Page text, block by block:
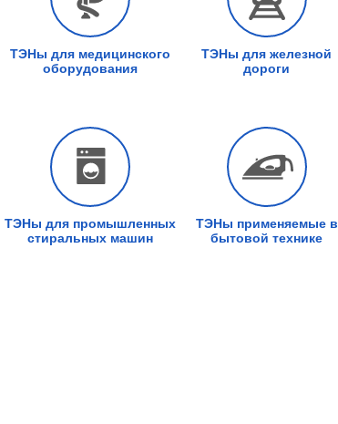
ТЭНы для медицинского
оборудования
ТЭНы для железной
дороги
ТЭНы для промышленных
стиральных машин
ТЭНы применяемые в
бытовой технике